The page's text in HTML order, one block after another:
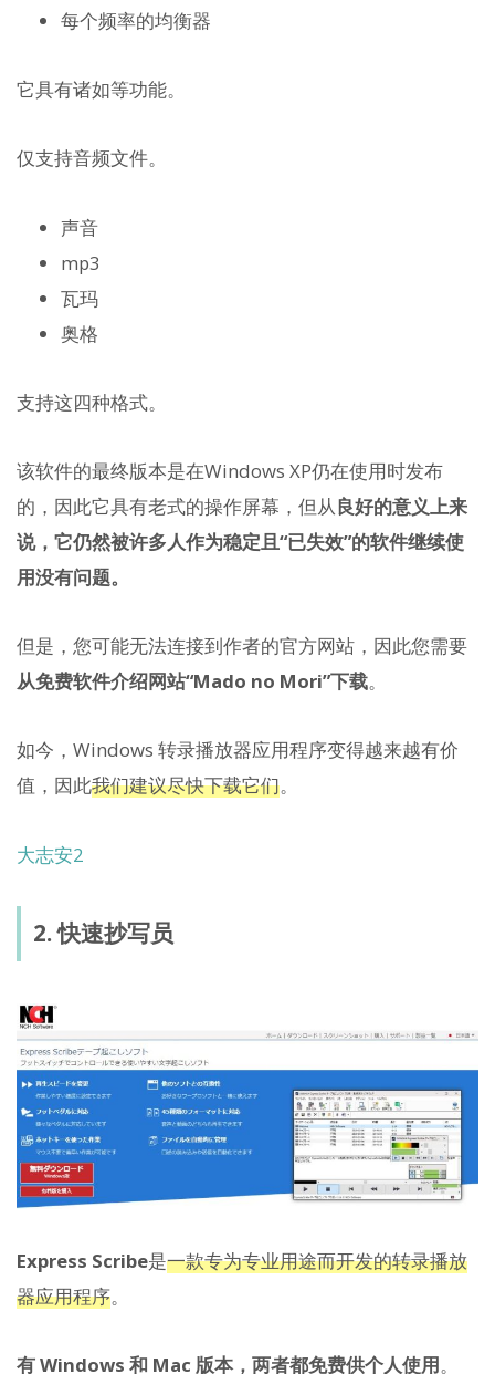
每个频率的均衡器
它具有诸如等功能。
仅支持音频文件。
声音
mp3
瓦玛
奥格
支持这四种格式。
该软件的最终版本是在Windows XP仍在使用时发布
的，因此它具有老式的操作屏幕，但从良好的意义上来
说，它仍然被许多人作为稳定且“已失效”的软件继续使
用没有问题。
但是，您可能无法连接到作者的官方网站，因此您需要
从免费软件介绍网站“Mado no Mori”下载。
如今，Windows 转录播放器应用程序变得越来越有价
值，因此我们建议尽快下载它们。
大志安2
2. 快速抄写员
Express Scribe是一款专为专业用途而开发的转录播放
器应用程序。
有 Windows 和 Mac 版本，两者都免费供个人使用。